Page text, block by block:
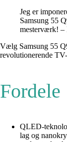
Jeg er
Samsung 55
mesterværk! –
Vælg Samsung 55
revolutionerende
Fordele
QLED-
lag og